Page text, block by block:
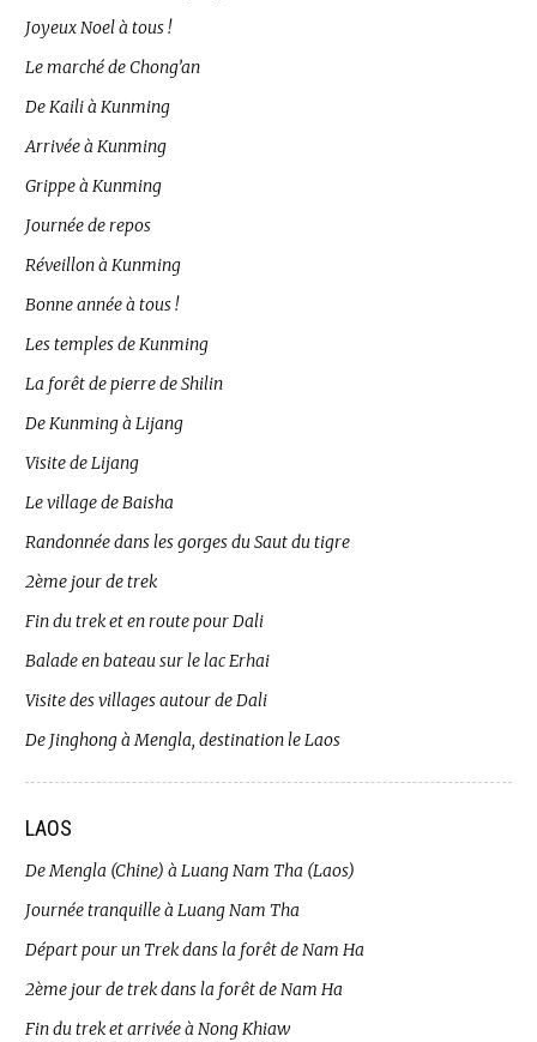
Joyeux Noel à tous !
Le marché de Chong’an
De Kaili à Kunming
Arrivée à Kunming
Grippe à Kunming
Journée de repos
Réveillon à Kunming
Bonne année à tous !
Les temples de Kunming
La forêt de pierre de Shilin
De Kunming à Lijang
Visite de Lijang
Le village de Baisha
Randonnée dans les gorges du Saut du tigre
2ème jour de trek
Fin du trek et en route pour Dali
Balade en bateau sur le lac Erhai
Visite des villages autour de Dali
De Jinghong à Mengla, destination le Laos
LAOS
De Mengla (Chine) à Luang Nam Tha (Laos)
Journée tranquille à Luang Nam Tha
Départ pour un Trek dans la forêt de Nam Ha
2ème jour de trek dans la forêt de Nam Ha
Fin du trek et arrivée à Nong Khiaw